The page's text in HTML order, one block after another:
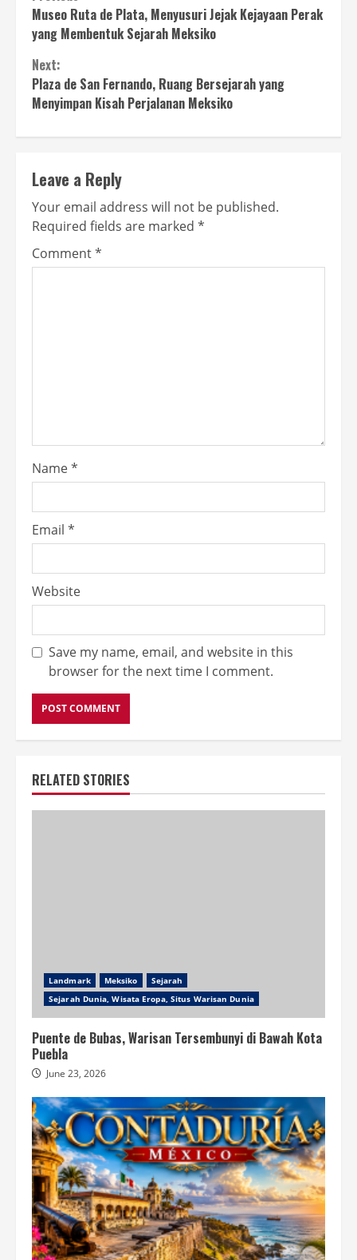
Reading
Museo Ruta de Plata, Menyusuri Jejak Kejayaan Perak
yang Membentuk Sejarah Meksiko
Next:
Plaza de San Fernando, Ruang Bersejarah yang
Menyimpan Kisah Perjalanan Meksiko
Leave a Reply
Your email address will not be published.
Required fields are marked *
Comment*
Name*
Email *
Website
Save my name, email, and website in this
browser for the next time I comment.
RELATED STORIES
Landmark Meksiko
Sejarah
Sejarah Dunia, Wisata Eropa, Situs Warisan Dunia
Puente de Bubas, Warisan Tersembunyi di Bawah Kota
Puebla
June 23, 2026